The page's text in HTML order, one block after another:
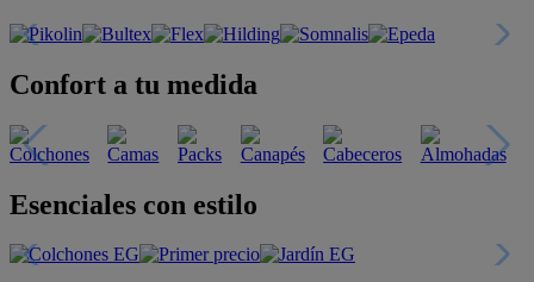
Confort a tu medida
Esenciales con estilo